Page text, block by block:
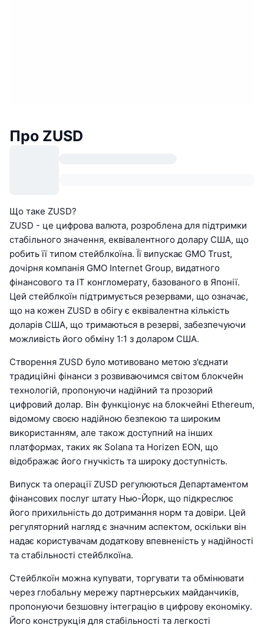
Про ZUSD
Що таке ZUSD?
ZUSD - це цифрова валюта, розроблена для підтримки
стабільного значення, еквівалентного долару США, що
робить її типом стейблкоїна. Її випускає GMO Trust,
дочірня компанія GMO Internet Group, видатного
фінансового та ІТ конгломерату, базованого в Японії.
Цей стейблкоїн підтримується резервами, що означає,
що на кожен ZUSD в обігу є еквівалентна кількість
доларів США, що тримаються в резерві, забезпечуючи
можливість його обміну 1:1 з доларом США.
Створення ZUSD було мотивовано метою з'єднати
традиційні фінанси з розвиваючимся світом блокчейн
технологій, пропонуючи надійний та прозорий
цифровий долар. Він функціонує на блокчейні Ethereum,
відомому своєю надійною безпекою та широким
використанням, але також доступний на інших
платформах, таких як Solana та Horizen EON, що
відображає його гнучкість та широку доступність.
Випуск та операції ZUSD регулюються Департаментом
фінансових послуг штату Нью-Йорк, що підкреслює
його прихильність до дотримання норм та довіри. Цей
регуляторний нагляд є значним аспектом, оскільки він
надає користувачам додаткову впевненість у надійності
та стабільності стейблкоїна.
Стейблкоїн можна купувати, торгувати та обмінювати
через глобальну мережу партнерських майданчиків,
пропонуючи безшовну інтеграцію в цифрову економіку.
Його конструкція для стабільності та легкості